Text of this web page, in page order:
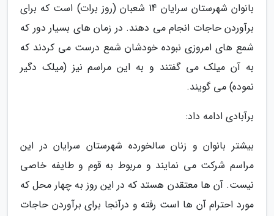
بانوان شهرستان سرایان 14 شعبان (روز برات) است که برای
برآوردن حاجات انجام می دهند. در زمان های بسیار دور که
شمع های امروزی نبوده خودشان شمع درست می کردند که
به آن میلک می گفتند و به این مراسم نیز (میلک دگیر
نموده) می گویند.
برآبادی ادامه داد:
بیشتر بانوان و زنان سالخورده شهرستان سرایان در این
مراسم شرکت می نمایند و مربوط به قوم و طایفه خاصی
نیست. آن ها معتقدن هستد که در این روز به چهار محل که
مورد احترام آن ها است رفته و درآنجا برای برآوردن حاجات